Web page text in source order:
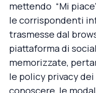
mettendo “Mi
le corrispondenti
trasmesse dal
piattaforma di
memorizzate,
le policy privacy
conoscere le